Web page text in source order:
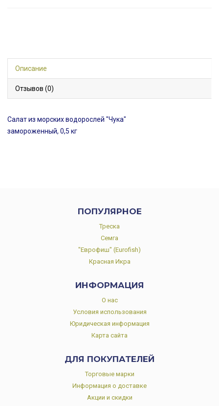
Описание
Отзывов (0)
Салат из морских водорослей "Чука"
замороженный, 0,5 кг
ПОПУЛЯРНОЕ
Треска
Семга
"Еврофиш" (Eurofish)
Красная Икра
ИНФОРМАЦИЯ
О нас
Условия использования
Юридическая информация
Карта сайта
ДЛЯ ПОКУПАТЕЛЕЙ
Торговые марки
Информация о доставке
Акции и скидки